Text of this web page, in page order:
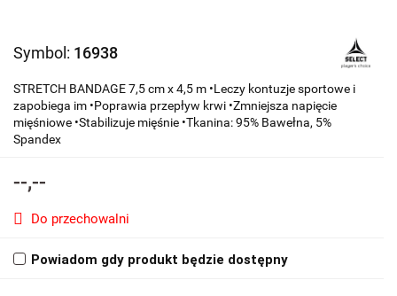
Symbol: 16938
STRETCH BANDAGE 7,5 cm x 4,5 m •Leczy kontuzje sportowe i
zapobiega im •Poprawia przepływ krwi •Zmniejsza napięcie
mięśniowe •Stabilizuje mięśnie •Tkanina: 95% Bawełna, 5%
Spandex
--,--
Do przechowalni
Powiadom gdy produkt będzie dostępny